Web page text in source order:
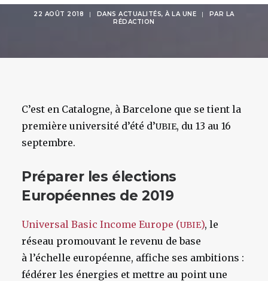
22 AOÛT 2018 | DANSACTUALITÉS,À LA UNE | PAR LA
RÉDACTION
C’est en Catalogne, à Barcelone que se tient la
première université d’été d’UBIE, du 13 au 16
septembre.
Préparer les élections
Européennes de 2019
Universal Basic Income Europe (UBIE), le
réseau promouvant le revenu de base
à l’échelle européenne, affiche ses ambitions :
fédérer les énergies et mettre au point une